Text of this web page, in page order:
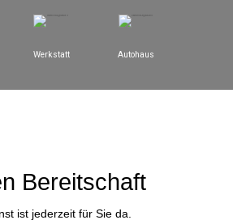
Bereitschaft
ist jederzeit für Sie da.